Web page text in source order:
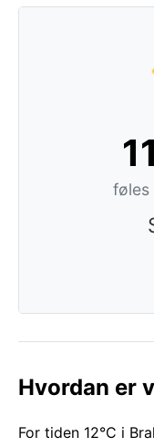
føles
Hvordan er
For tiden 12°C i